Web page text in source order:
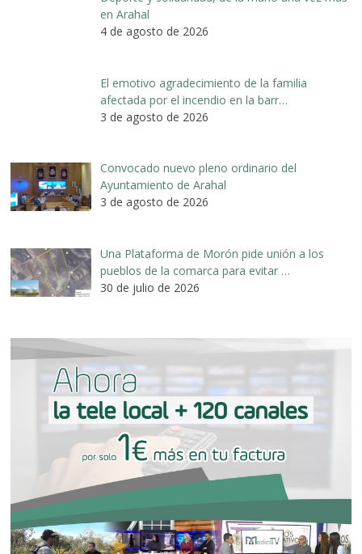
en Arahal
4 de agosto de 2026
El emotivo agradecimiento de la familia
afectada por el incendio en la barr…
3 de agosto de 2026
Convocado nuevo pleno ordinario del
Ayuntamiento de Arahal
3 de agosto de 2026
Una Plataforma de Morón pide unión a los
pueblos de la comarca para evitar …
30 de julio de 2026